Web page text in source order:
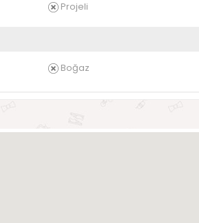
Projeli
Boğaz